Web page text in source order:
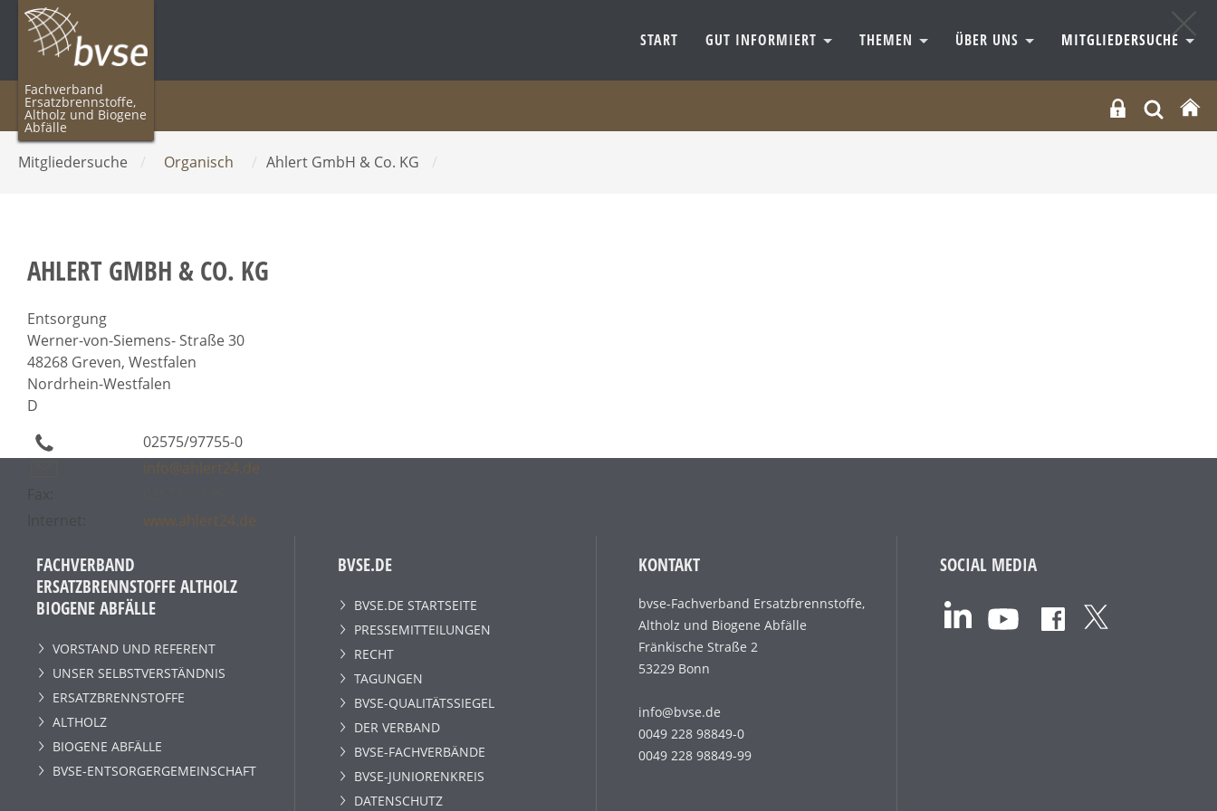
Fachverband
Ersatzbrennstoffe,
Altholz und Biogene
Abfälle
START GUT INFORMIERT THEMEN ÜBER UNS MITGLIEDERSUCHE
Mitgliedersuche / Organisch / Ahlert GmbH & Co. KG /
AHLERT GMBH & CO. KG
Entsorgung
Werner-von-Siemens- Straße 30
48268 Greven, Westfalen
Nordrhein-Westfalen
D
02575/97755-0
info@ahlert24.de
www.ahlert24.de
FACHVERBAND
ERSATZBRENNSTOFFE ALTHOLZ
BIOGENE ABFÄLLE
VORSTAND UND REFERENT
UNSER SELBSTVERSTÄNDNIS
ERSATZBRENNSTOFFE
ALTHOLZ
BIOGENE ABFÄLLE
BVSE-ENTSORGERGEMEINSCHAFT
BVSE.DE
BVSE.DE STARTSEITE
PRESSEMITTEILUNGEN
RECHT
TAGUNGEN
BVSE-QUALITÄTSSIEGEL
DER VERBAND
BVSE-FACHVERBÄNDE
BVSE-JUNIORENKREIS
DATENSCHUTZ
KONTAKT
bvse-Fachverband Ersatzbrennstoffe,
Altholz und Biogene Abfälle
Fränkische Straße 2
53229 Bonn
info@bvse.de
0049 228 98849-0
0049 228 98849-99
SOCIAL MEDIA